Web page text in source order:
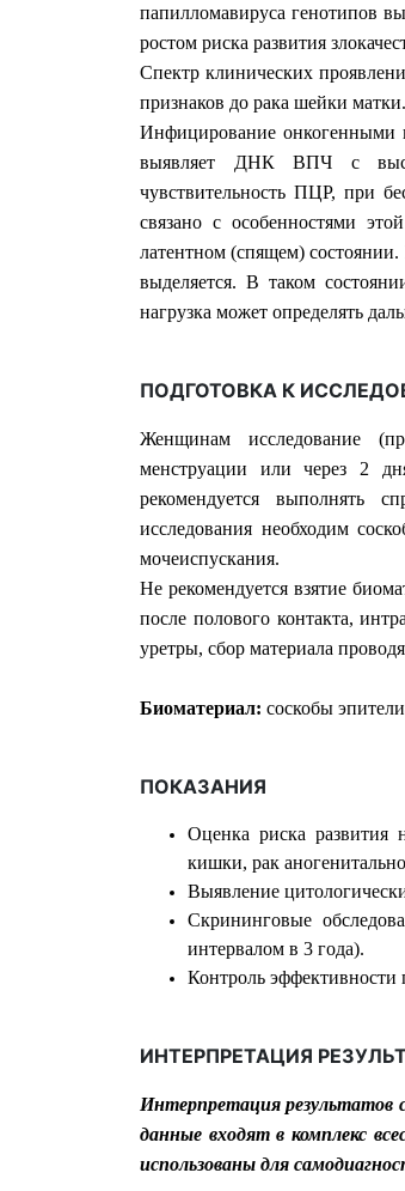
папилломавируса генотипов
ростом риска развития
Спектр клинических
признаков до рака шейки матки.
Инфицирование онкогенными
выявляет ДНК ВПЧ с
чувствительность ПЦР, при
связано с особенностями
латентном (спящем)
выделяется. В таком
нагрузка может определять
ПОДГОТОВКА К
Женщинам исследование
менструации или через 2
рекомендуется выполнять
исследования необходим
мочеиспускания.
Не рекомендуется взятие
после полового контакта,
уретры, сбор материала
Биоматериал: соскобы
ПОКАЗАНИЯ
Оценка риска развития
кишки, рак
Выявление
Скрининговые
интервалом в 3 года).
Контроль эффективности
ИНТЕРПРЕТАЦИЯ
Интерпретация результатов
данные входят в комплекс
использованы для